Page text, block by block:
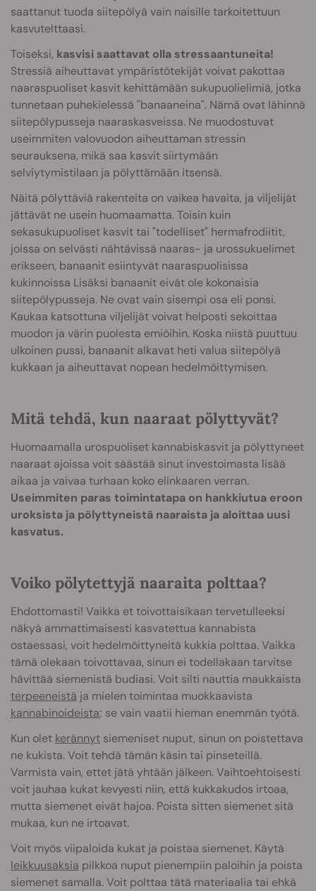
saattanut tuoda siitepölyä vain naisille tarkoitettuun
kasvutelttaasi.
Toiseksi, kasvisi saattavat olla stressaantuneita!
Stressiä aiheuttavat ympäristötekijät voivat pakottaa
naaraspuoliset kasvit kehittämään sukupuolielimiä, jotka
tunnetaan puhekielessä "banaaneina". Nämä ovat lähinnä
siitepölypusseja naaraskasveissa. Ne muodostuvat
useimmiten valovuodon aiheuttaman stressin
seurauksena, mikä saa kasvit siirtymään
selviytymistilaan ja pölyttämään itsensä.
Näitä pölyttäviä rakenteita on vaikea havaita, ja viljelijät
jättävät ne usein huomaamatta. Toisin kuin
sekasukupuoliset kasvit tai "todelliset" hermafrodiitit,
joissa on selvästi nähtävissä naaras- ja urossukuelimet
erikseen, banaanit esiintyvät naaraspuolisissa
kukinnoissa Lisäksi banaanit eivät ole kokonaisia
siitepölypusseja. Ne ovat vain sisempi osa eli ponsi.
Kaukaa katsottuna viljelijät voivat helposti sekoittaa
muodon ja värin puolesta emiöihin. Koska niistä puuttuu
ulkoinen pussi, banaanit alkavat heti valua siitepölyä
kukkaan ja aiheuttavat nopean hedelmöittymisen.
Mitä tehdä, kun naaraat pölyttyvät?
Huomaamalla urospuoliset kannabiskasvit ja pölyttyneet
naaraat ajoissa voit säästää sinut investoimasta lisää
aikaa ja vaivaa turhaan koko elinkaaren verran.
Useimmiten paras toimintatapa on hankkiutua eroon
uroksista ja pölyttyneistä naaraista ja aloittaa uusi
kasvatus.
Voiko pölytettyjä naaraita polttaa?
Ehdottomasti! Vaikka et toivottaisikaan tervetulleeksi
näkyä ammattimaisesti kasvatettua kannabista
ostaessasi, voit hedelmöittyneitä kukkia polttaa. Vaikka
tämä olekaan toivottavaa, sinun ei todellakaan tarvitse
hävittää siemenistä budiasi. Voit silti nauttia maukkaista
terpeeneistä ja mielen toimintaa muokkaavista
kannabinoideista; se vain vaatii hieman enemmän työtä.
Kun olet kerännyt siemeniset nuput, sinun on poistettava
ne kukista. Voit tehdä tämän käsin tai pinseteillä.
Varmista vain, ettet jätä yhtään jälkeen. Vaihtoehtoisesti
voit jauhaa kukat kevyesti niin, että kukkakudos irtoaa,
mutta siemenet eivät hajoa. Poista sitten siemenet sitä
mukaa, kun ne irtoavat.
Voit myös viipaloida kukat ja poistaa siemenet. Käytä
leikkuusaksia pilkkoa nuput pienempiin paloihin ja poista
siemenet samalla. Voit polttaa tätä materiaalia tai ehkä